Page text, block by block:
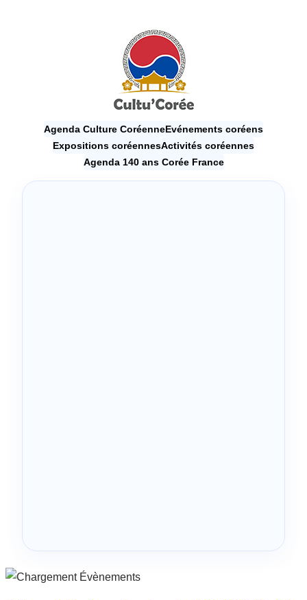
Agenda Culture CoréenneEvénements coréens
Expositions coréennesActivités coréennes
Agenda 140 ans Corée France